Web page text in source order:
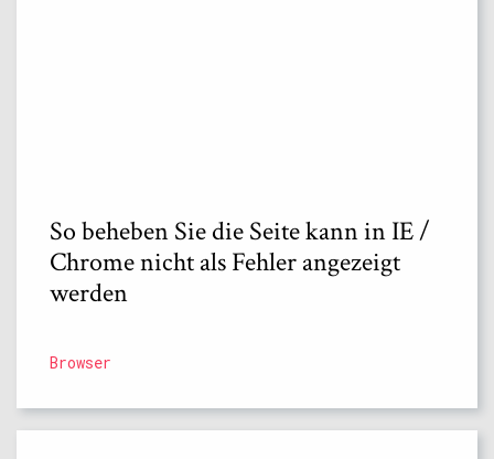
So beheben Sie die Seite kann in IE /
Chrome nicht als Fehler angezeigt
werden
Browser